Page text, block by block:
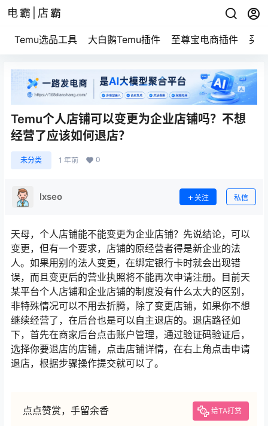
电霸|店霸
Temu选品工具 大白鹅Temu插件 至尊宝电商插件 买
Temu个人店铺可以变更为企业店铺吗？不想
经营了应该如何退店？
未分类 1 年前 0
lxseo 关注 私信
天母，个人店铺能不能变更为企业店铺？先说结论，可以
变更，但有一个要求，店铺的原经营者得是新企业的法
人。如果用别的法人变更，在绑定银行卡时就会出现错
误，而且变更后的营业执照将不能再次申请注册。目前天
某平台个人店铺和企业店铺的制度没有什么太大的区别，
非特殊情况可以不用去折腾，除了变更店铺，如果你不想
继续经营了，在后台也是可以自主退店的。退店路径如
下，首先在商家后台点击账户管理，通过验证码验证后，
选择你要退店的店铺，点击店铺详情，在右上角点击申请
退店，根据步骤操作提交就可以了。
点点赞赏，手留余香 给TA打赏